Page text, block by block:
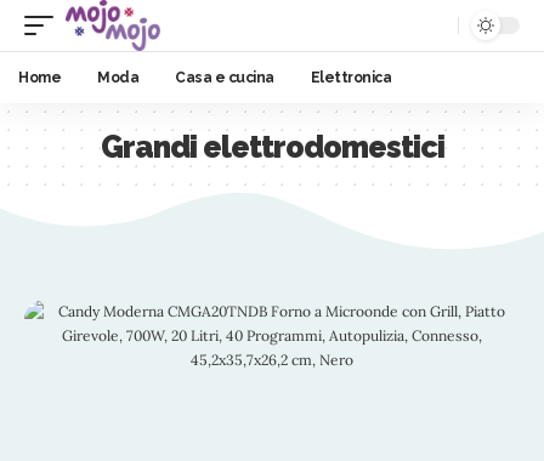
Home Moda Casa e cucina Elettronica
Grandi elettrodomestici